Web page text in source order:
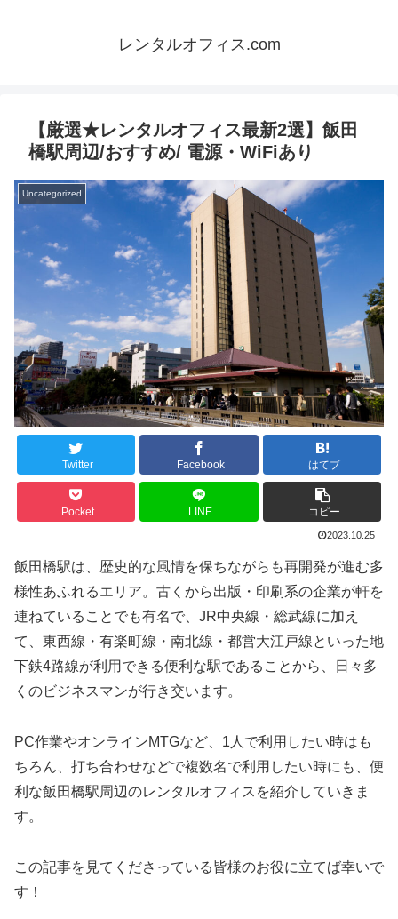
レンタルオフィス.com
【厳選★レンタルオフィス最新2選】飯田
橋駅周辺/おすすめ/ 電源・WiFiあり
Uncategorized
Twitter Facebook はてブ
Pocket LINE コピー
2023.10.25
飯田橋駅は、歴史的な風情を保ちながらも再開発が進む多
様性あふれるエリア。古くから出版・印刷系の企業が軒を
連ねていることでも有名で、JR中央線・総武線に加え
て、東西線・有楽町線・南北線・都営大江戸線といった地
下鉄4路線が利用できる便利な駅であることから、日々多
くのビジネスマンが行き交います。
PC作業やオンラインMTGなど、1人で利用したい時はも
ちろん、打ち合わせなどで複数名で利用したい時にも、便
利な飯田橋駅周辺のレンタルオフィスを紹介していきま
す。
この記事を見てくださっている皆様のお役に立てば幸いで
す！